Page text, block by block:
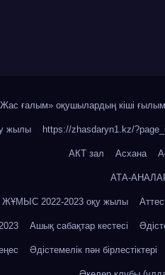
ғалым» оқушылардың кіші
жылы https://zhasdaryn1.kz/
АКТ зал Асхана
АТА-
2022-2023 оқу жылы
Ашық сабақтар кестесі
Әдістемелік пән бірлестіктері